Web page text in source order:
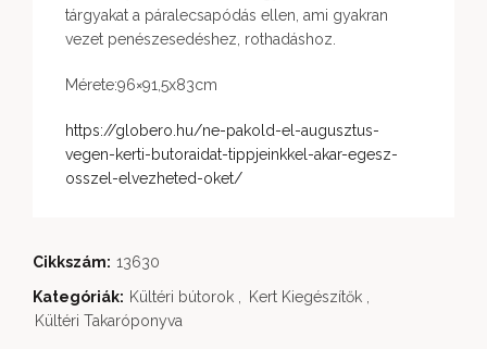
tárgyakat a páralecsapódás ellen, ami gyakran
vezet penészesedéshez, rothadáshoz.
Mérete:96×91,5x83cm
https://globero.hu/ne-pakold-el-augusztus-
vegen-kerti-butoraidat-tippjeinkkel-akar-egesz-
osszel-elvezheted-oket/
Cikkszám: 13630
Kategóriák: Kültéri bútorok Kert Kiegészítők
Kültéri Takaróponyva